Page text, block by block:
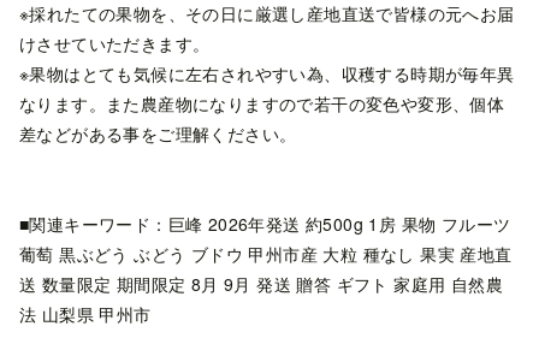
※採れたての果物を、その日に厳選し産地直送で皆様の元へお届
けさせていただきます。
※果物はとても気候に左右されやすい為、収穫する時期が毎年異
なります。また農産物になりますので若干の変色や変形、個体
差などがある事をご理解ください。
■関連キーワード：巨峰 2026年発送 約500g 1房 果物 フルーツ
葡萄 黒ぶどう ぶどう ブドウ 甲州市産 大粒 種なし 果実 産地直
送 数量限定 期間限定 8月 9月 発送 贈答 ギフト 家庭用 自然農
法 山梨県 甲州市